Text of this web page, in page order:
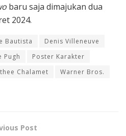
baru saja dimajukan dua
2024.
Bautista
Denis Villeneuve
Pugh
Poster Karakter
Chalamet
Warner Bros.
Post